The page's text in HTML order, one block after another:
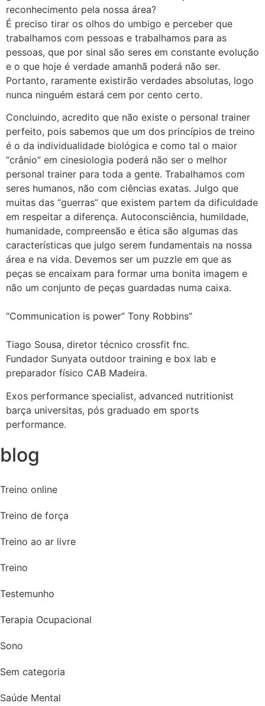
reconhecimento pela nossa área?
É preciso tirar os olhos do umbigo e perceber que
trabalhamos com pessoas e trabalhamos para as
pessoas, que por sinal são seres em constante evolução
e o que hoje é verdade amanhã poderá não ser.
Portanto, raramente existirão verdades absolutas, logo
nunca ninguém estará cem por cento certo.
Concluindo, acredito que não existe o personal trainer
perfeito, pois sabemos que um dos princípios de treino
é o da individualidade biológica e como tal o maior
“crânio” em cinesiologia poderá não ser o melhor
personal trainer para toda a gente. Trabalhamos com
seres humanos, não com ciências exatas. Julgo que
muitas das “guerras” que existem partem da dificuldade
em respeitar a diferença. Autoconsciência, humildade,
humanidade, compreensão e ética são algumas das
características que julgo serem fundamentais na nossa
área e na vida. Devemos ser um puzzle em que as
peças se encaixam para formar uma bonita imagem e
não um conjunto de peças guardadas numa caixa.
“Communication is power” Tony Robbins”
Tiago Sousa, diretor técnico crossfit fnc.
Fundador Sunyata outdoor training e box lab e
preparador físico CAB Madeira.
Exos performance specialist, advanced nutritionist
barça universitas, pós graduado em sports
performance.
blog
Treino online
Treino de força
Treino ao ar livre
Treino
Testemunho
Terapia Ocupacional
Sono
Sem categoria
Saúde Mental